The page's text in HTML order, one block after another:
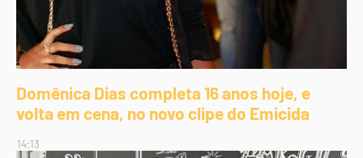
Domênica Dias completa 16 anos hoje, e
volta em cena, no novo clipe do Emicida
14:13